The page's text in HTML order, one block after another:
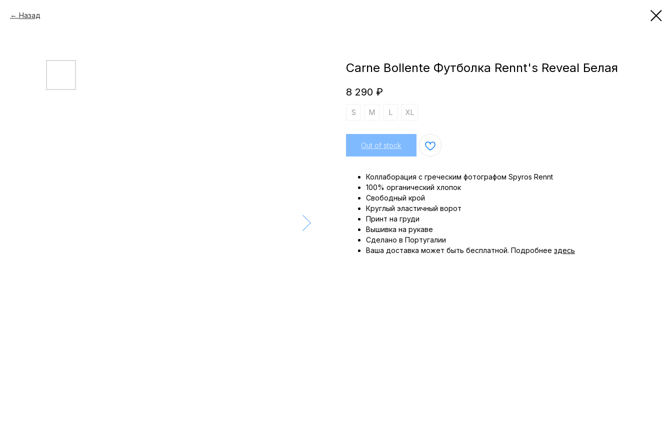
Назад
Carne Bollente Футболка Rennt's Reveal Белая
8 290 ₽
S M L XL
Out of stock
Коллаборация с греческим фотографом Spyros Rennt
100% органический хлопок
Свободный крой
Круглый эластичный ворот
Принт на груди
Вышивка на рукаве
Сделано в Португалии
Ваша доставка может быть бесплатной. Подробнее здесь